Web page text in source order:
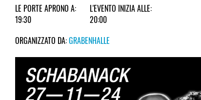
LE PORTE APRONO A:
19:30
L'EVENTO INIZIA ALLE:
20:00
ORGANIZZATO DA:GRABENHALLE